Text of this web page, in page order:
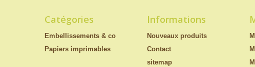
Catégories
Embellissements & co
Papiers imprimables
Informations
Nouveaux produits
Contact
sitemap